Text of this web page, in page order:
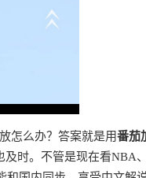
怎么办？答案就是用番茄
及时。不管是现在看NBA